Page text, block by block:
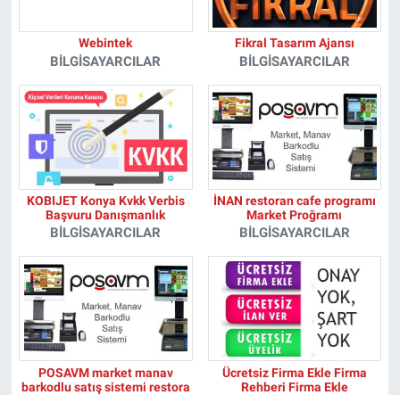
Webintek
BILGISAYARCILAR
Fikral Tasarım Ajansı
BILGISAYARCILAR
KOBIJET Konya Kvkk Verbis
Başvuru Danışmanlık
BILGISAYARCILAR
İNAN restoran cafe programı
Market Proğramı
BILGISAYARCILAR
POSAVM market manav
barkodlu satış sistemi restora
Ücretsiz Firma Ekle Firma
Rehberi Firma Ekle